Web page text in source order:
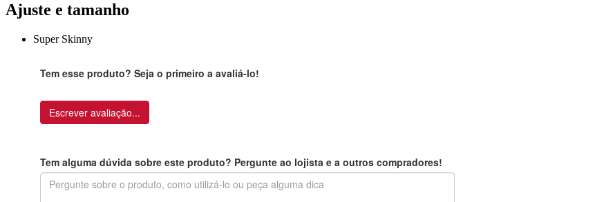
Ajuste e tamanho
Super Skinny
Tem esse produto? Seja o primeiro a avaliá-lo!
Escrever avaliação...
Tem alguma dúvida sobre este produto? Pergunte ao lojista e a outros compradores!